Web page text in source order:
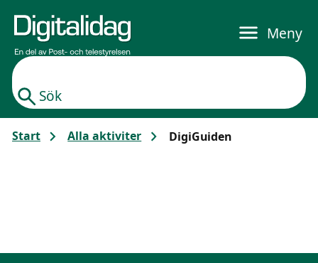
Sök
Meny
Start Alla aktiviter DigiGuiden